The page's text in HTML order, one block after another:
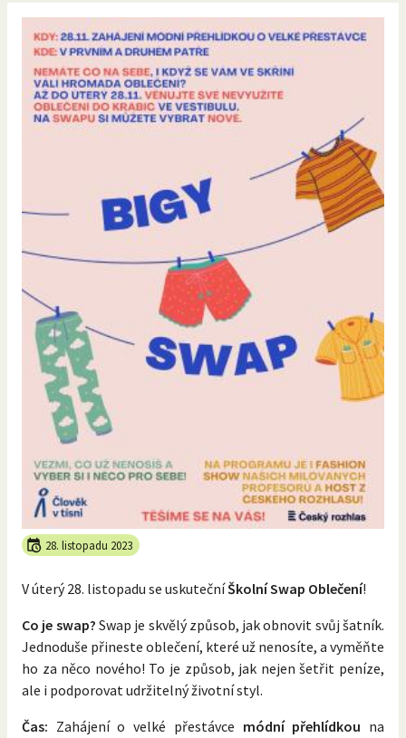
28. listopadu 2023
V úterý 28. listopadu se uskutečníŠkolní Swap Oblečení!
Co je swap? Swap je skvělý způsob, jak obnovit svůj šatník.
Jednoduše přineste oblečení, které už nenosíte, a vyměňte
ho za něco nového! To je způsob, jak nejen šetřit peníze,
ale i podporovat udržitelný životní styl.
Čas: Zahájení o velké přestávce módní přehlídkou na